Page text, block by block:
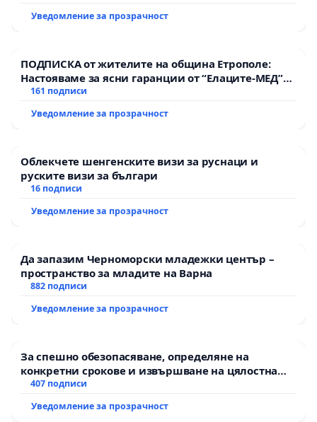
Уведомление за прозрачност
ПОДПИСКА от жителите на община Етрополе:
Настояваме за ясни гаранции от “Елаците-МЕД”
АД и от държавата, че ще се изпълнят всички
161 подписи
Уведомление за прозрачност
Облекчете шенгенските визи за руснаци и
руските визи за българи
16 подписи
Уведомление за прозрачност
Да запазим Черноморски младежки център –
пространство за младите на Варна
882 подписи
Уведомление за прозрачност
За спешно обезопасяване, определяне на
конкретни срокове и извършване на цялостна
рехабилитация на републиканския път между
Мирово - к.к. Момин проход
407 подписи
Уведомление за прозрачност